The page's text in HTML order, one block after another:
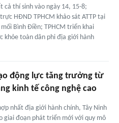
cả thí sinh vào ngày 14, 15-8;
HĐND TPHCM khảo sát ATTP tại
Bình Điền; TPHCM triển khai
khỏe toàn dân phi địa giới hành
động lực tăng trưởng từ
kinh tế công nghệ cao
nhất địa giới hành chính, Tây Ninh
giai đoạn phát triển mới với quy mô